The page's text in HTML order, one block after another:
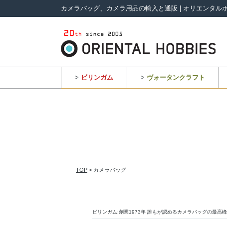
カメラバッグ、カメラ用品の輸入と通販 | オリエンタル
> ビリンガム > ヴォータンクラフト
TOP > カメラバッグ
ビリンガム:創業1973年 誰もが認めるカメラバッグの最高